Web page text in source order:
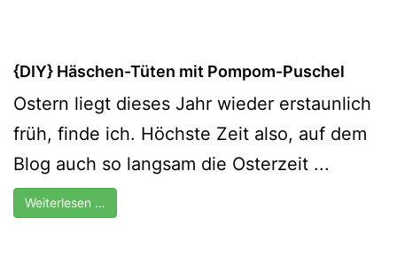
{DIY} Häschen-Tüten mit Pompom-Puschel
Ostern liegt dieses Jahr wieder erstaunlich
früh, finde ich. Höchste Zeit also, auf dem
Blog auch so langsam die Osterzeit ...
Weiterlesen …